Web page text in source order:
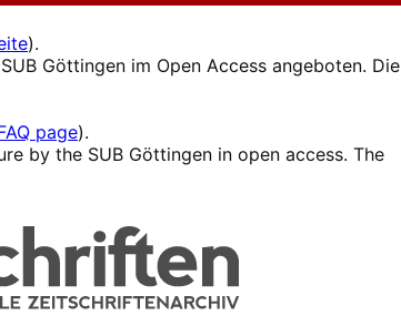
).
Göttingen im Open Access angeboten. Die
page).
by the SUB Göttingen in open access. The